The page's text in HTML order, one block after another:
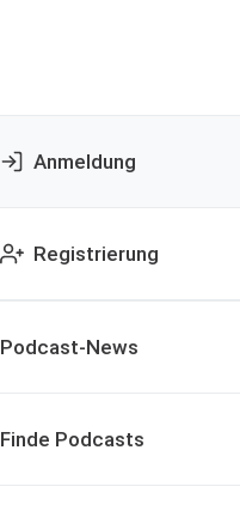
Anmeldung
Registrierung
Podcast-News
Finde Podcasts